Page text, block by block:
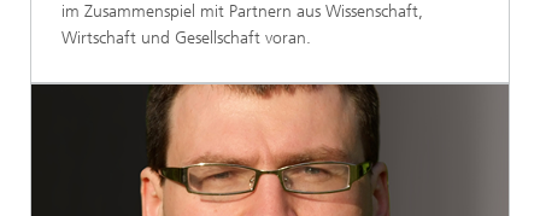
im Zusammenspiel mit Partnern aus Wissenschaft,
Wirtschaft und Gesellschaft voran.